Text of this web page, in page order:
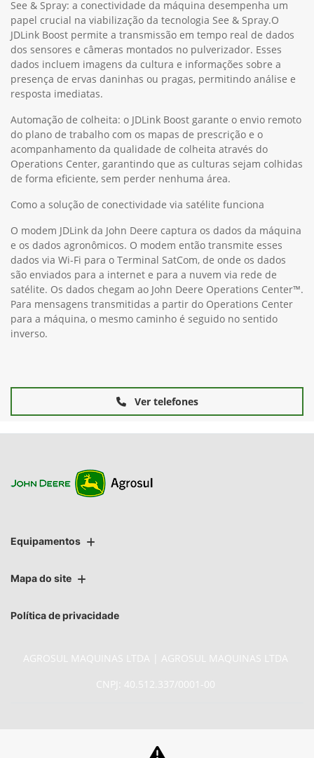
See & Spray: a conectividade da máquina desempenha um
papel crucial na viabilização da tecnologia See & Spray.O
JDLink Boost permite a transmissão em tempo real de dados
dos sensores e câmeras montados no pulverizador. Esses
dados incluem imagens da cultura e informações sobre a
presença de ervas daninhas ou pragas, permitindo análise e
resposta imediatas.
Automação de colheita: o JDLink Boost garante o envio remoto
do plano de trabalho com os mapas de prescrição e o
acompanhamento da qualidade de colheita através do
Operations Center, garantindo que as culturas sejam colhidas
de forma eficiente, sem perder nenhuma área.
Como a solução de conectividade via satélite funciona
O modem JDLink da John Deere captura os dados da máquina
e os dados agronômicos. O modem então transmite esses
dados via Wi-Fi para o Terminal SatCom, de onde os dados
são enviados para a internet e para a nuvem via rede de
satélite. Os dados chegam ao John Deere Operations Center™.
Para mensagens transmitidas a partir do Operations Center
para a máquina, o mesmo caminho é seguido no sentido
inverso.
Ver telefones
Equipamentos
Mapa do site
Política de privacidade
AGROSUL MAQUINAS LTDA | AGROSUL MAQUINAS LTDA
CNPJ: 40.512.337/0001-00